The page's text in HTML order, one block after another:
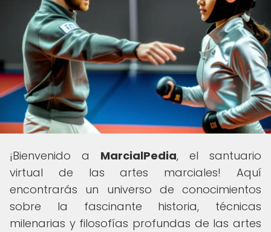
¡Bienvenido a MarcialPedia, el santuario
virtual de las artes marciales! Aquí
encontrarás un universo de conocimientos
sobre la fascinante historia, técnicas
milenarias y filosofías profundas de las artes